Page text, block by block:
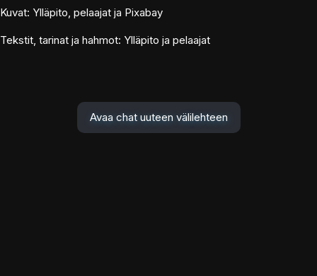
Kuvat: Ylläpito, pelaajat ja Pixabay
Tekstit, tarinat ja hahmot: Ylläpito ja pelaajat
Avaa chat uuteen välilehteen